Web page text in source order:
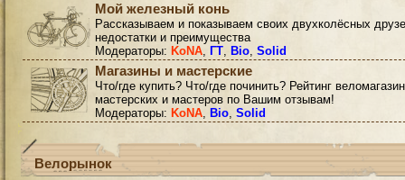
Мой железный конь
Рассказываем и показываем своих двухколёсных
недостатки и преимущества
Модераторы: KoNA, ГТ, Bio, Solid
Магазины и мастерские
Что/где купить? Что/где починить? Рейтинг
мастерских и мастеров по Вашим отзывам!
Модераторы: KoNA, Bio, Solid
Велорынок